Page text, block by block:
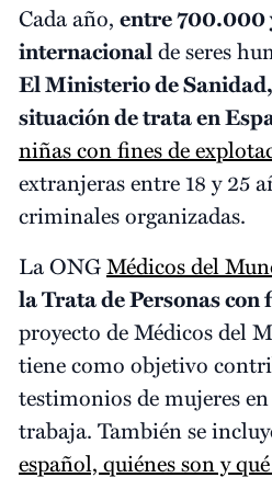
Cada año, entre 700.000
internacionalde seres
El Ministerio de
situación de trata en
niñas con fines de
extranjeras entre 18 y 25
criminales organizadas.
La ONGMédicos del
la Trata de Personas
proyecto de Médicos del
tiene como objetivo
testimonios de mujeres
trabaja. También se
español, quiénes son y